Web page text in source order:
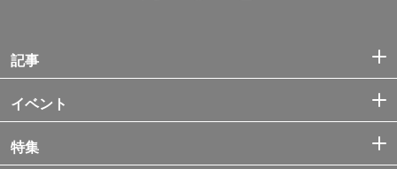
記事
イベント
特集